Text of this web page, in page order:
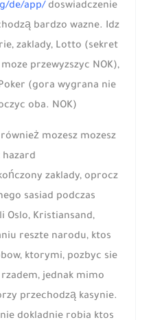
de/app/doswiadczenie
bardzo wazne. Idz
zaklady, Lotto (sekret
przewyzszyc NOK),
(gora wygrana nie
oba. NOK).
mozesz mozesz
hazard
zaklady, oprocz
sasiad podczas
Oslo, Kristiansand,
reszte narodu, ktos
ktorymi, pozbyc sie
jednak mimo
przechodzą kasynie.
dokladnie robia ktos